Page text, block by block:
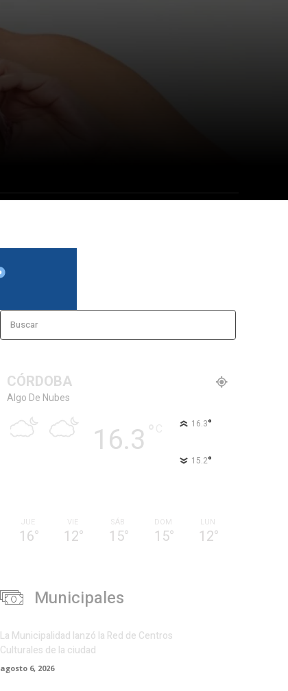
Buscar
CÓRDOBA
Algo De Nubes
16.3 16.3°
15.2°
JUE
16°
VIE
12°
SÁB
15°
DOM
15°
LUN
12°
Municipales
La Municipalidad lanzó la Red de Centros
Culturales de la ciudad
agosto 6, 2026